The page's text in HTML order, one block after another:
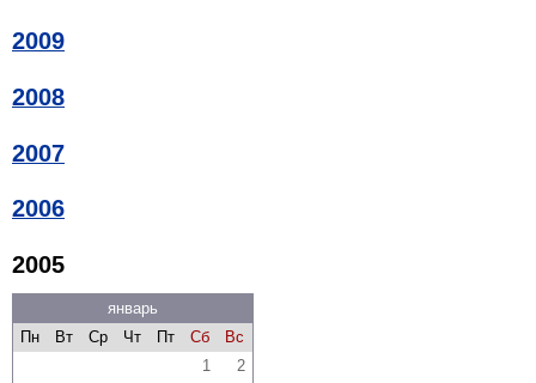
2009
2008
2007
2006
2005
январь
Пн
Вт Ср Чт Пт Сб
Вс
1
2